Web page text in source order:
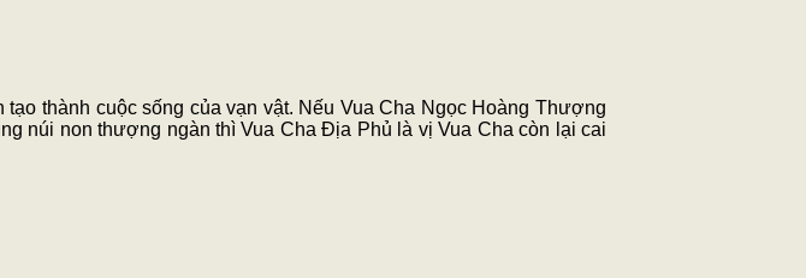
thành cuộc sống của vạn vật. Nếu Vua Cha Ngọc Hoàng Thượng
núi non thượng ngàn thì Vua Cha Địa Phủ là vị Vua Cha còn lại cai